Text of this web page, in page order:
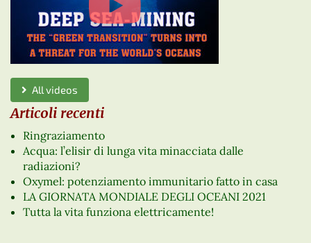
All videos
Articoli recenti
Ringraziamento
Acqua: l’elisir di lunga vita minacciata dalle
radiazioni?
Oxymel: potenziamento immunitario fatto in casa
LA GIORNATA MONDIALE DEGLI OCEANI 2021
Tutta la vita funziona elettricamente!